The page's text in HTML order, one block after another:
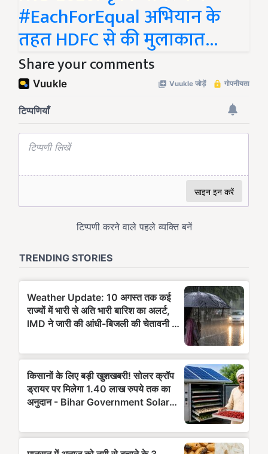
#EachForEqual अभियान के
तहत HDFC से की मुलाकात...
Share your comments